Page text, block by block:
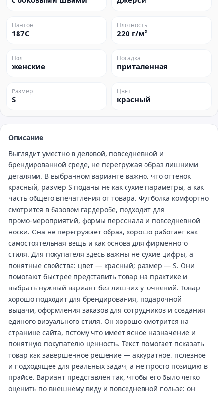
Пантон
187C
Плотность
220 г/м²
Пол
женские
Посадка
приталенная
Размер
S
Цвет
красный
Описание
Выглядит уместно в деловой, повседневной и
брендированной среде, не перегружая образ лишними
деталями. В выбранном варианте важно, что оттенок
красный, размер S поданы не как сухие параметры, а как
часть общего впечатления от товара. Футболка комфортно
смотрится в базовом гардеробе, подходит для
промо‑мероприятий, формы персонала и повседневной
носки. Она не перегружает образ, хорошо работает как
самостоятельная вещь и как основа для фирменного
стиля. Для покупателя здесь важны не сухие цифры, а
понятные свойства: цвет — красный; размер — S. Они
помогают быстрее представить товар на практике и
выбрать нужный вариант без лишних уточнений. Товар
хорошо подходит для брендирования, подарочной
выдачи, оформления заказов для сотрудников и создания
единого визуального стиля. Он хорошо смотрится на
странице сайта, потому что имеет ясное назначение и
понятную покупателю ценность. Текст помогает показать
товар как завершенное решение — аккуратное, полезное
и подходящее для реальных задач, а не просто позицию в
прайсе. Вариант представлен так, чтобы его было легко
оценить по внешнему виду и повседневной пользе: он